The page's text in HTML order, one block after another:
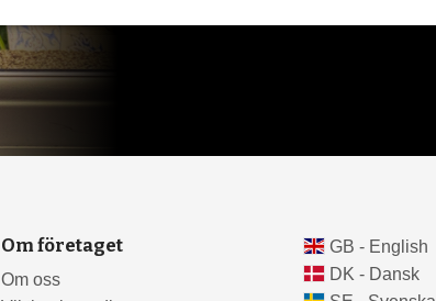
Om företaget
Om oss
GB - English
DK - Dansk